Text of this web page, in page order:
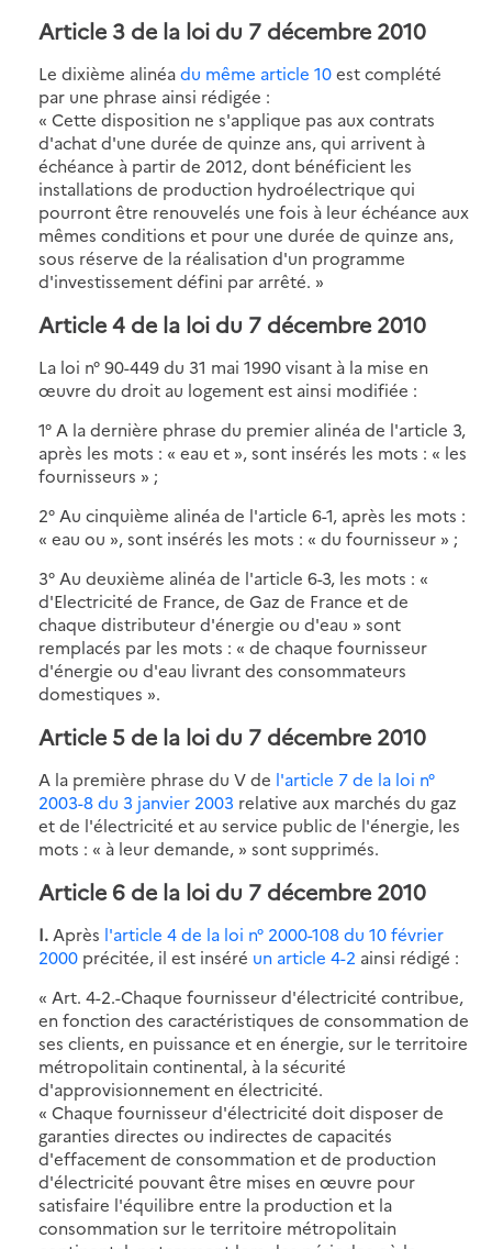
Article 3 de la loi du 7 décembre 2010
Le dixième alinéadu même article 10est complété
par une phrase ainsi rédigée :
« Cette disposition ne s'applique pas aux contrats
d'achat d'une durée de quinze ans, qui arrivent à
échéance à partir de 2012, dont bénéficient les
installations de production hydroélectrique qui
pourront être renouvelés une fois à leur échéance aux
mêmes conditions et pour une durée de quinze ans,
sous réserve de la réalisation d'un programme
d'investissement défini par arrêté. »
Article 4 de la loi du 7 décembre 2010
La loi n° 90-449 du 31 mai 1990 visant à la mise en
œuvre du droit au logement est ainsi modifiée :
1° A la dernière phrase du premier alinéa de l'article 3,
après les mots : « eau et », sont insérés les mots : « les
fournisseurs » ;
2° Au cinquième alinéa de l'article 6-1, après les mots :
« eau ou », sont insérés les mots : « du fournisseur » ;
3° Au deuxième alinéa de l'article 6-3, les mots : «
d'Electricité de France, de Gaz de France et de
chaque distributeur d'énergie ou d'eau » sont
remplacés par les mots : « de chaque fournisseur
d'énergie ou d'eau livrant des consommateurs
domestiques ».
Article 5 de la loi du 7 décembre 2010
A la première phrase du V de l'article 7 de la loi n°
2003-8 du 3 janvier 2003 relative aux marchés du gaz
et de l'électricité et au service public de l'énergie, les
mots : « à leur demande, » sont supprimés.
Article 6 de la loi du 7 décembre 2010
I. Après l'article 4 de la loi n° 2000-108 du 10 février
2000 précitée, il est inséré un article 4-2 ainsi rédigé :
« Art. 4-2.-Chaque fournisseur d'électricité contribue,
en fonction des caractéristiques de consommation de
ses clients, en puissance et en énergie, sur le territoire
métropolitain continental, à la sécurité
d'approvisionnement en électricité.
« Chaque fournisseur d'électricité doit disposer de
garanties directes ou indirectes de capacités
d'effacement de consommation et de production
d'électricité pouvant être mises en œuvre pour
satisfaire l'équilibre entre la production et la
consommation sur le territoire métropolitain